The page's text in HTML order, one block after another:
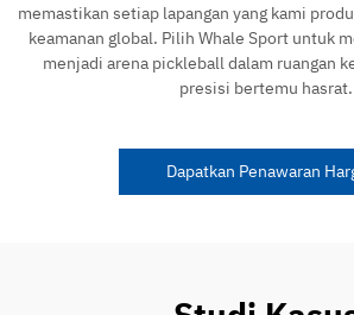
memastikan setiap lapangan yang kami
keamanan global. Pilih Whale Sport untuk
menjadi arena pickleball dalam ruangan
presisi bertemu hasrat.
Dapatkan Penawaran